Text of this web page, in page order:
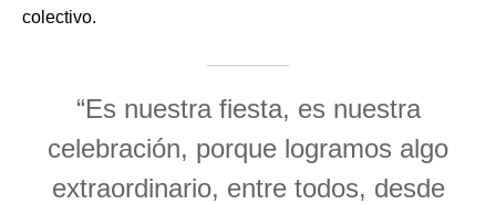
colectivo.
“Es nuestra fiesta, es nuestra
celebración, porque logramos algo
extraordinario, entre todos, desde